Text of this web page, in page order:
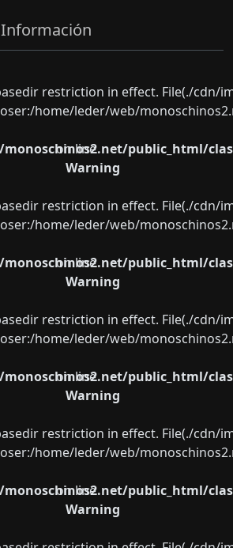
Información
restriction in effect. File(./
home/leder/web/
public_html/
on line
Warning
restriction in effect. File(./
home/leder/web/
public_html/
on line
Warning
restriction in effect. File(./
home/leder/web/
public_html/
on line
Warning
restriction in effect. File(./
home/leder/web/
public_html/
on line
Warning